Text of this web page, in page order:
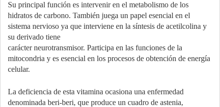
Su principal función es intervenir en el metabolismo de los
hidratos de carbono. También juega un papel esencial en el
sistema nervioso ya que interviene en la síntesis de acetilcolina y
su derivado tiene
carácter neurotransmisor. Participa en las funciones de la
mitocondria y es esencial en los procesos de obtención de energía
celular.
La deficiencia de esta vitamina ocasiona una enfermedad
denominada beri-beri, que produce un cuadro de astenia,